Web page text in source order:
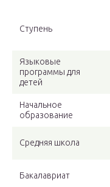
Ступень
Языковые
программы для
детей
Начальное
образование
Средняя школа
Бакалавриат